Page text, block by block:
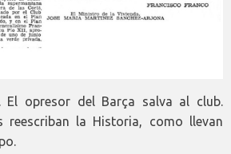
El opresor del Barça salva al club.
reescriban la Historia, como llevan